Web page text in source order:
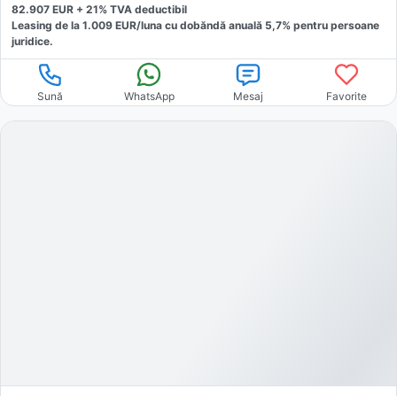
82.907 EUR + 21% TVA deductibil
Leasing de la 1.009 EUR/luna cu dobăndă anuală 5,7% pentru persoane
juridice.
Sună WhatsApp Mesaj Favorite